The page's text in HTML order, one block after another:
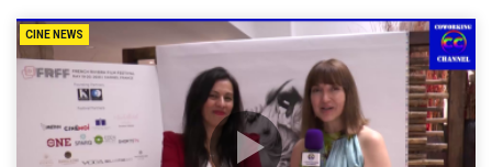
CINE NEWS